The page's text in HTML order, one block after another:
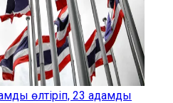
өлтіріп, 23 адамды